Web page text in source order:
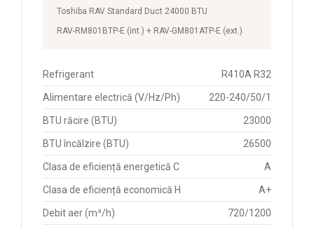
Toshiba RAV Standard Duct 24000 BTU
RAV-RM801BTP-E (int.) + RAV-GM801ATP-E (ext.)
Refrigerant R410A R32
Alimentare electrică (V/Hz/Ph) 220-240/50/1
BTU răcire (BTU) 23000
BTU încălzire (BTU) 26500
Clasa de eficiență energetică C A
Clasa de eficiență economică H A+
Debit aer (m³/h) 720/1200